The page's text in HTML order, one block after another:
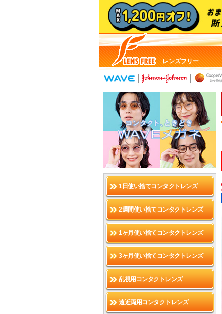
レンズフリー
1日使い捨てコンタクトレンズ
2週間使い捨てコンタクトレンズ
1ヶ月使い捨てコンタクトレンズ
3ヶ月使い捨てコンタクトレンズ
乱視用コンタクトレンズ
遠近両用コンタクトレンズ